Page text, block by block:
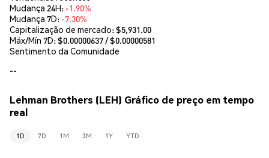
Mudança 24H: -1.90%
Mudança 7D: -7.30%
Capitalização de mercado:$5,931.00
Máx/Mín 7D: $0.00000637/ $0.00000581
Sentimento da Comunidade
--
Lehman Brothers (LEH) Gráfico de preço em tempo
real
1D 7D 1M 3M 1Y YTD